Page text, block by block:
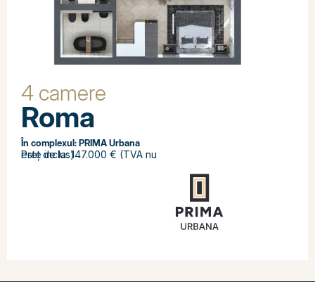
4 camere
Roma
În complexul:PRIMA Urbana
Preț de la: 147.000 € (TVA nu este inclus)